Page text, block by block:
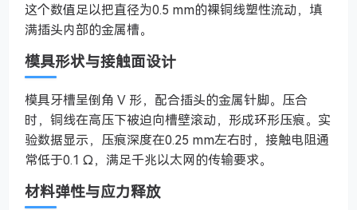
这个数值足以把直径为0.5 mm的裸铜线塑性流动，填
满插头内部的金属槽。
模具形状与接触面设计
模具牙槽呈倒角 V 形，配合插头的金属针脚。压合
时，铜线在高压下被迫向槽壁滚动，形成环形压痕。实
验数据显示，压痕深度在0.25 mm左右时，接触电阻通
常低于0.1 Ω，满足千兆以太网的传输要求。
材料弹性与应力释放